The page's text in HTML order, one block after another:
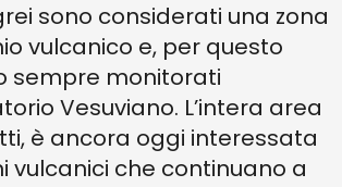
sono considerati una zona
vulcanico e, per questo
sempre monitorati
Vesuviano. L’intera area
è ancora oggi interessata
vulcanici che continuano a